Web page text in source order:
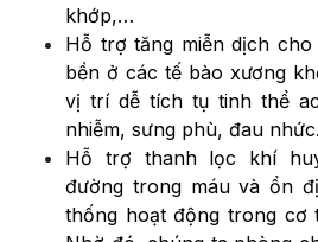
khớp,…
Hỗ trợ tăng miễn dịch
bền ở các tế bào xương
vị trí dễ tích tụ tinh thể
nhiễm, sưng phù, đau nhức.
Hỗ trợ thanh lọc khí
đường trong máu và ổn
thống hoạt động trong cơ